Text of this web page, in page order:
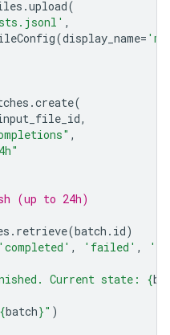
.upload(
,
(display_name=
.create(
,
,
(up to 24h)
. retrieve(batch . id)
'completed' , 'failed' ,
Current state: {
{batch}" )